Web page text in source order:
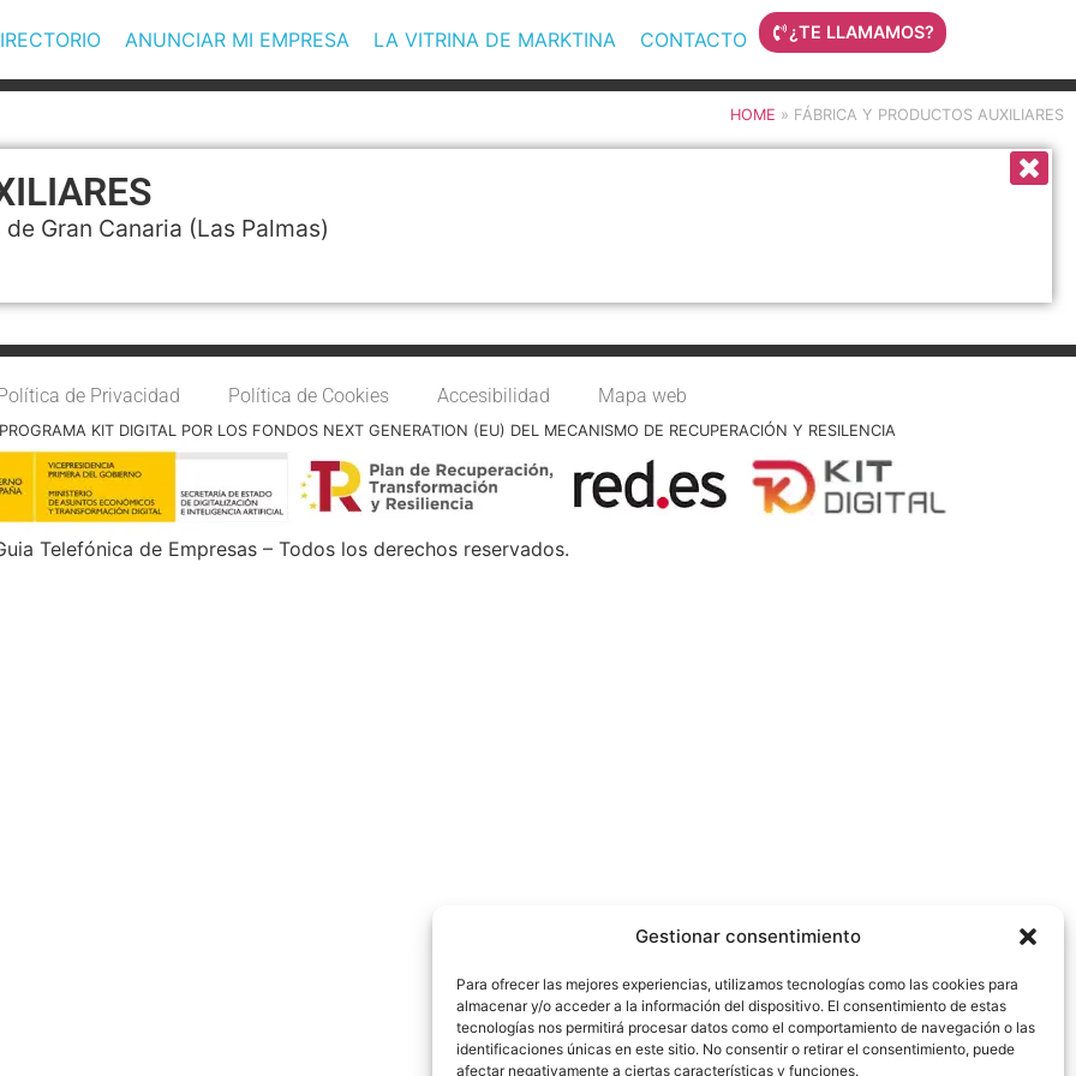
Gestionar consentimiento
Para ofrecer las mejores experiencias, utilizamos tecnologías como las cookies para
almacenar y/o acceder a la información del dispositivo. El consentimiento de estas
tecnologías nos permitirá procesar datos como el comportamiento de navegación o las
identificaciones únicas en este sitio. No consentir o retirar el consentimiento, puede
afectar negativamente a ciertas características y funciones.
ANUNCIAR MI EMPRESA LA VITRINA DE MARKTINA CONTACTO ¿TE LLAMAMOS?
HOME » FÁBRICA Y PRODUCTOS AUXILIARES
Gran Canaria (Las Palmas)
de Privacidad Política de Cookies Accesibilidad Mapa web
KIT DIGITAL POR LOS FONDOS NEXT GENERATION (EU) DEL MECANISMO DE RECUPERACIÓN Y RESILENCIA
Telefónica de Empresas – Todos los derechos reservados.